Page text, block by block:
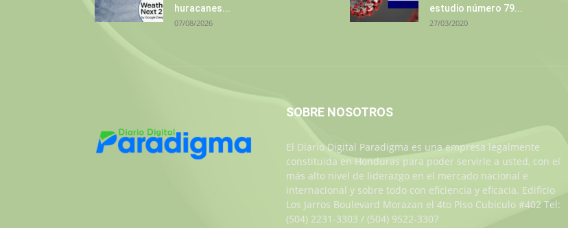
huracanes...
07/08/2026
estudio número 79...
27/03/2020
SOBRE NOSOTROS
El Diario Digital Paradigma es una empresa legalmente
constituida en Honduras para poder servirle a usted, con el
más alto nivel de liderazgo en el mercado nacional e
internacional y sobre todo con eficiencia y eficacia. Edificio
Los Jarros Boulevard Morazan el 4to Piso Cubiculo #402 Tel:
(504) 2231-3303 / (504) 9522-3307